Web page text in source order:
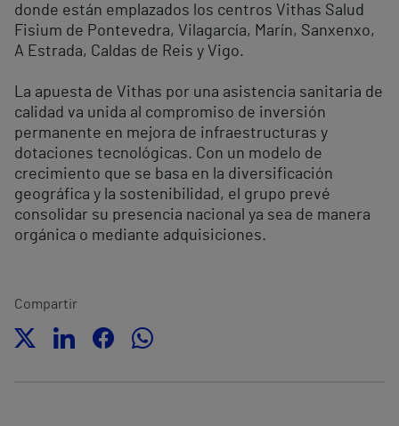
donde están emplazados los centros Vithas Salud
Fisium de Pontevedra, Vilagarcía, Marín, Sanxenxo,
A Estrada, Caldas de Reis y Vigo.
La apuesta de Vithas por una asistencia sanitaria de
calidad va unida al compromiso de inversión
permanente en mejora de infraestructuras y
dotaciones tecnológicas. Con un modelo de
crecimiento que se basa en la diversificación
geográfica y la sostenibilidad, el grupo prevé
consolidar su presencia nacional ya sea de manera
orgánica o mediante adquisiciones.
Compartir